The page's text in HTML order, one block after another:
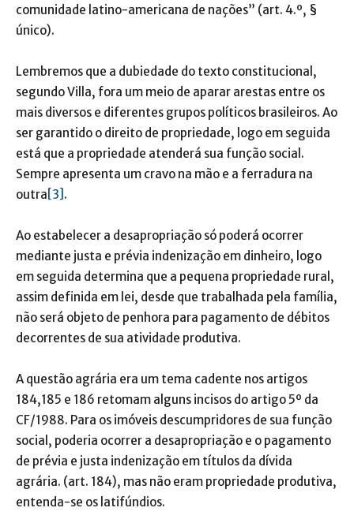
comunidade latino-americana de nações” (art. 4.º, §
único).
Lembremos que a dubiedade do texto constitucional,
segundo Villa, fora um meio de aparar arestas entre os
mais diversos e diferentes grupos políticos brasileiros. Ao
ser garantido o direito de propriedade, logo em seguida
está que a propriedade atenderá sua função social.
Sempre apresenta um cravo na mão e a ferradura na
outra [3] .
Ao estabelecer a desapropriação só poderá ocorrer
mediante justa e prévia indenização em dinheiro, logo
em seguida determina que a pequena propriedade rural,
assim definida em lei, desde que trabalhada pela família,
não será objeto de penhora para pagamento de débitos
decorrentes de sua atividade produtiva.
A questão agrária era um tema cadente nos artigos
184,185 e 186 retomam alguns incisos do artigo 5º da
CF/1988. Para os imóveis descumpridores de sua função
social, poderia ocorrer a desapropriação e o pagamento
de prévia e justa indenização em títulos da dívida
agrária. (art. 184), mas não eram propriedade produtiva,
entenda-se os latifúndios.